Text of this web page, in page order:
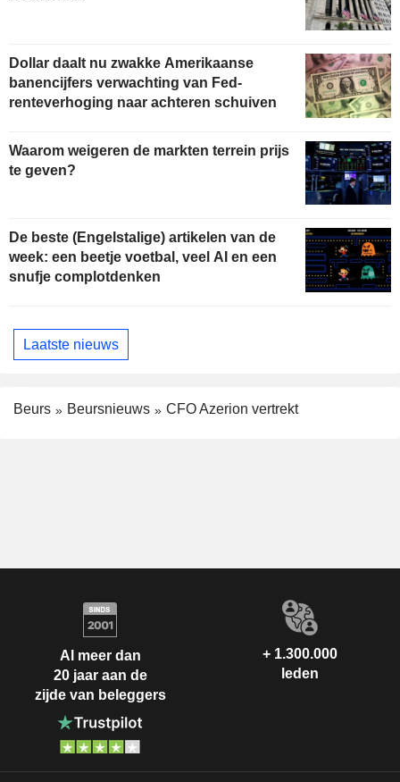
Dollar daalt nu zwakke Amerikaanse
banencijfers verwachting van Fed-
renteverhoging naar achteren schuiven
Waarom weigeren de markten terrein prijs
te geven?
De beste (Engelstalige) artikelen van de
week: een beetje voetbal, veel AI en een
snufje complotdenken
Laatste nieuws
Beurs Beursnieuws CFO Azerion vertrekt
Al meer dan
20 jaar aan de
zijde van beleggers
+ 1.300.000
leden